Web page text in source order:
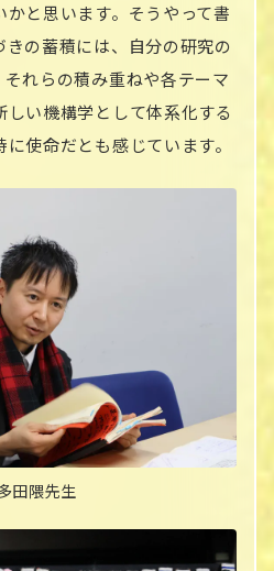
かと思います。そうやって書
きの蓄積には、自分の研究の
れらの積み重ねや各テーマ
い機構学として体系化する
使命だとも感じています。
田隈先生